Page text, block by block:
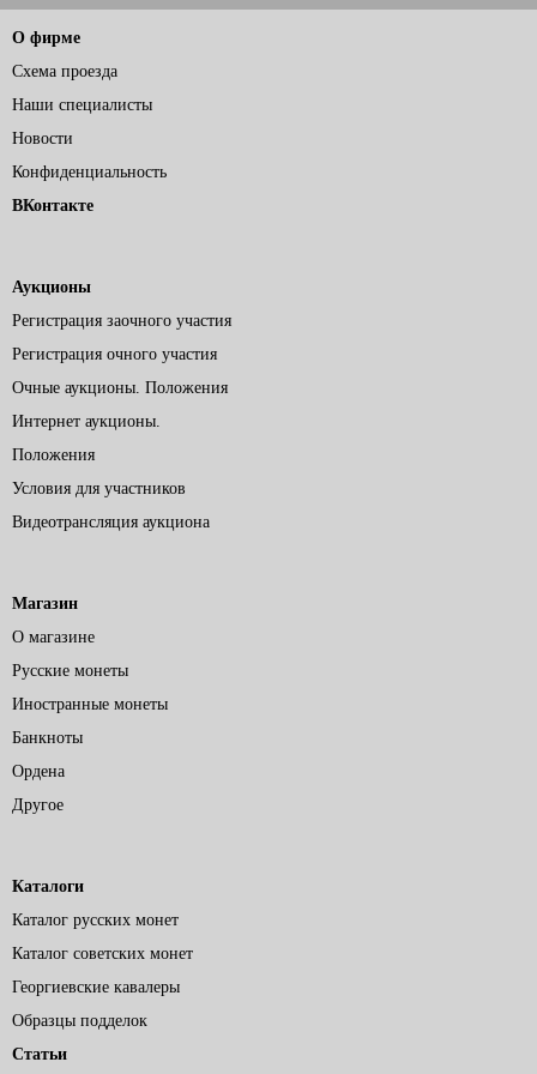
О фирме
Схема проезда
Наши специалисты
Новости
Конфиденциальность
ВКонтакте
Аукционы
Регистрация заочного участия
Регистрация очного участия
Очные аукционы. Положения
Интернет аукционы.
Положения
Условия для участников
Видеотрансляция аукциона
Магазин
О магазине
Русские монеты
Иностранные монеты
Банкноты
Ордена
Другое
Каталоги
Каталог русских монет
Каталог советских монет
Георгиевские кавалеры
Образцы подделок
Статьи